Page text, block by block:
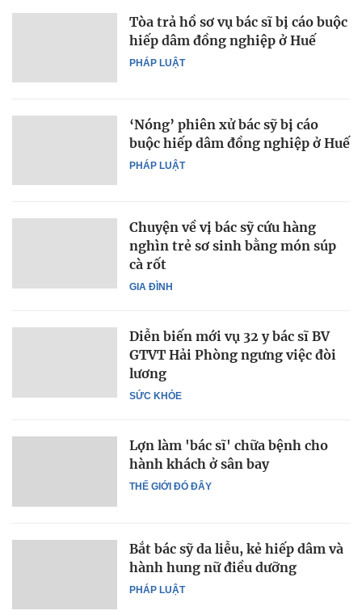
PHÁP LUẬT
Tòa trả hồ sơ vụ bác sĩ bị cáo buộc
hiếp dâm đồng nghiệp ở Huế
PHÁP LUẬT
‘Nóng’ phiên xử bác sỹ bị cáo
buộc hiếp dâm đồng nghiệp ở Huế
GIA ĐÌNH
Chuyện về vị bác sỹ cứu hàng
nghìn trẻ sơ sinh bằng món súp
cà rốt
SỨC KHỎE
Diễn biến mới vụ 32 y bác sĩ BV
GTVT Hải Phòng ngưng việc đòi
lương
THẾ GIỚI ĐÓ ĐÂY
Lợn làm 'bác sĩ' chữa bệnh cho
hành khách ở sân bay
PHÁP LUẬT
Bắt bác sỹ da liễu, kẻ hiếp dâm và
hành hung nữ điều dưỡng